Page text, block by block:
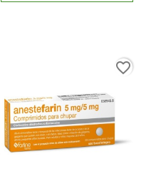
favorite_border